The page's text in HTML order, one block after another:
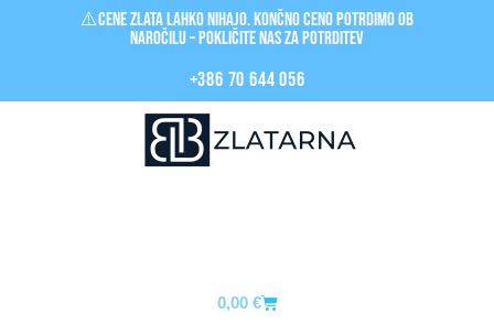
⚠️Cene zlata LAHKO nihajo. Končno ceno potrdimo ob
naročilu – pokličite nas za POTRDITEV
+386 70 644 056
0,00 €